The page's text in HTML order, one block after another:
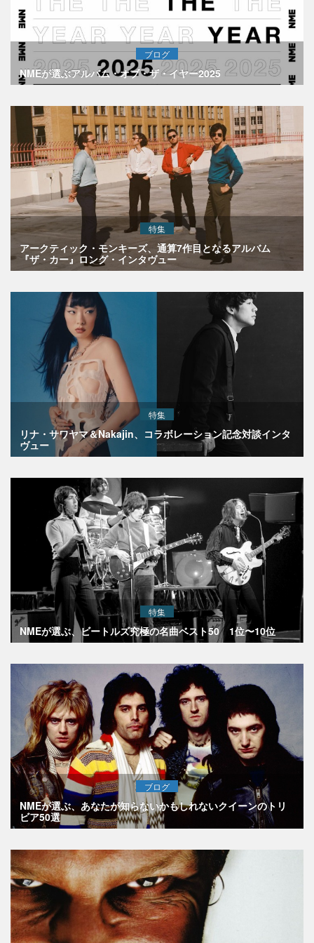
ブログ
NMEが選ぶアルバム・オブ・ザ・イヤー2025
特集
アークティック・モンキーズ、通算7作目となるアルバム
『ザ・カー』ロング・インタヴュー
特集
リナ・サワヤマ＆Nakajin、コラボレーション記念対談インタ
ヴュー
特集
NMEが選ぶ、ビートルズ究極の名曲ベスト50 1位〜10位
ブログ
NMEが選ぶ、あなたが知らないかもしれないクイーンのトリ
ビア50選